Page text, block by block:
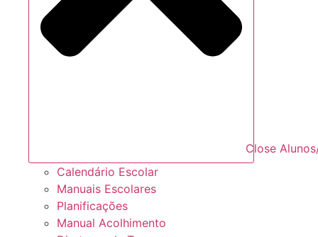
Close
Calendário Escolar
Manuais Escolares
Planificações
Manual Acolhimento